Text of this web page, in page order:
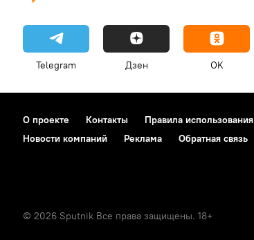
Telegram Дзен OK
О проекте Контакты Правила использования
Новости компаний
Реклама Обратная связь
© 2026 Sputnik Все права защищены. 18+